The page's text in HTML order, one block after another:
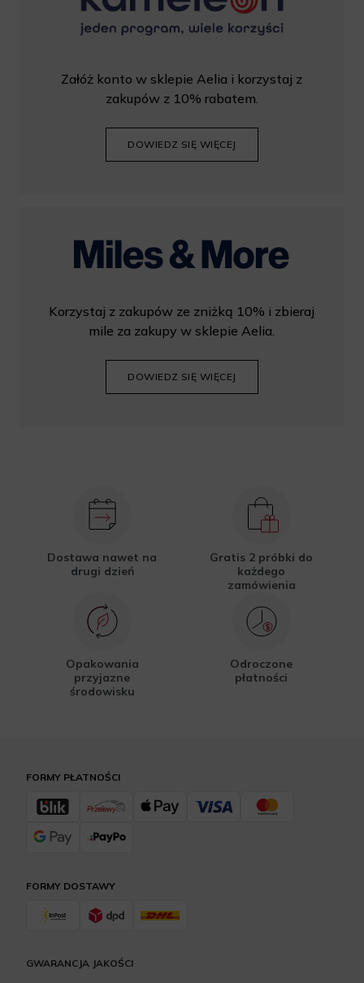
Załóż konto w sklepie Aelia i korzystaj z
zakupów z 10% rabatem.
DOWIEDZ SIĘ WIĘCEJ
Korzystaj z zakupów ze zniżką 10% i zbieraj
mile za zakupy w sklepie Aelia.
DOWIEDZ SIĘ WIĘCEJ
Dostawa nawet na
drugi dzień
Gratis 2 próbki do
każdego
zamówienia
Opakowania
przyjazne
środowisku
Odroczone
płatności
FORMY DOSTAWY
FORMY PŁATNOŚCI
GWARANCJA JAKOŚCI